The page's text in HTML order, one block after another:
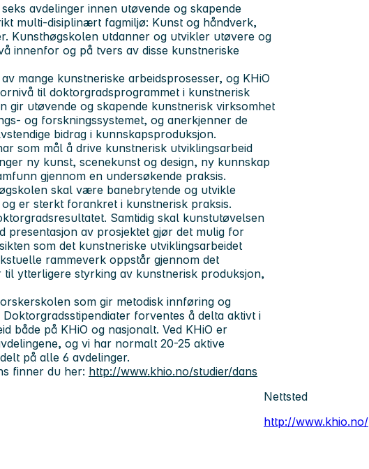
avdelinger innen utøvende og skapende
multi-disiplinært fagmiljø: Kunst og håndverk,
Kunsthøgskolen utdanner og utvikler utøvere og
innenfor og på tvers av disse kunstneriske
mange kunstneriske arbeidsprosesser, og KHiO
til doktorgradsprogrammet i kunstnerisk
gir utøvende og skapende kunstnerisk virksomhet
og forskningssystemet, og anerkjenner de
bidrag i kunnskapsproduksjon.
som mål å drive kunstnerisk utviklingsarbeid
ny kunst, scenekunst og design, ny kunnskap
gjennom en undersøkende praksis.
skal være banebrytende og utvikle
er sterkt forankret i kunstnerisk praksis.
Samtidig skal kunstutøvelsen
presentasjon av prosjektet gjør det mulig for
som det kunstneriske utviklingsarbeidet
rammeverk oppstår gjennom det
ytterligere styrking av kunstnerisk produksjon,
som gir metodisk innføring og
forventes å delta aktivt i
både på KHiO og nasjonalt. Ved KHiO er
og vi har normalt 20-25 aktive
på alle 6 avdelinger.
finner du her: http://www.khio.no/studier/dans
Nettsted
http://www.khio.no/